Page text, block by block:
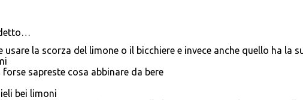
la scorza del limone o il bicchiere e invece anche quello ha la
sapreste cosa abbinare da bere
bei limoni